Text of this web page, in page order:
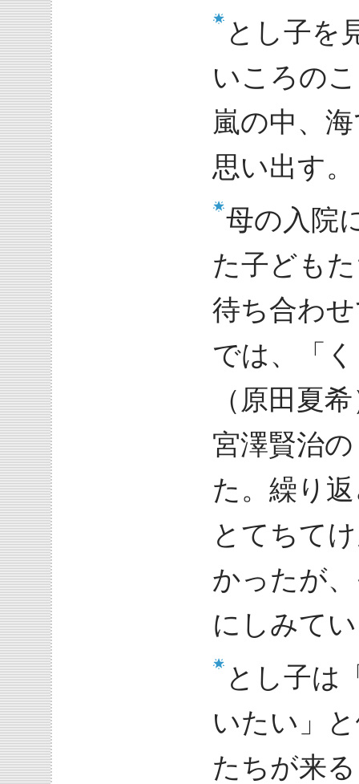
とし子を
いころの
嵐の中、
思い出す。
母の入院
た子ども
待ち合わ
では、「
（原田夏
宮澤賢治
た。繰り
とてちて
かったが
にしみて
とし子は
いたい」
たちが来